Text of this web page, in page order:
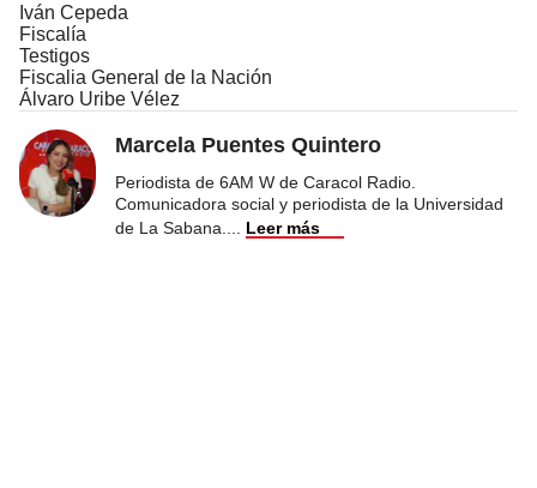
Iván Cepeda
Fiscalía
Testigos
Fiscalia General de la Nación
Álvaro Uribe Vélez
Marcela Puentes Quintero
Periodista de 6AM W de Caracol Radio.
Comunicadora social y periodista de la Universidad
de La Sabana.
Leer más